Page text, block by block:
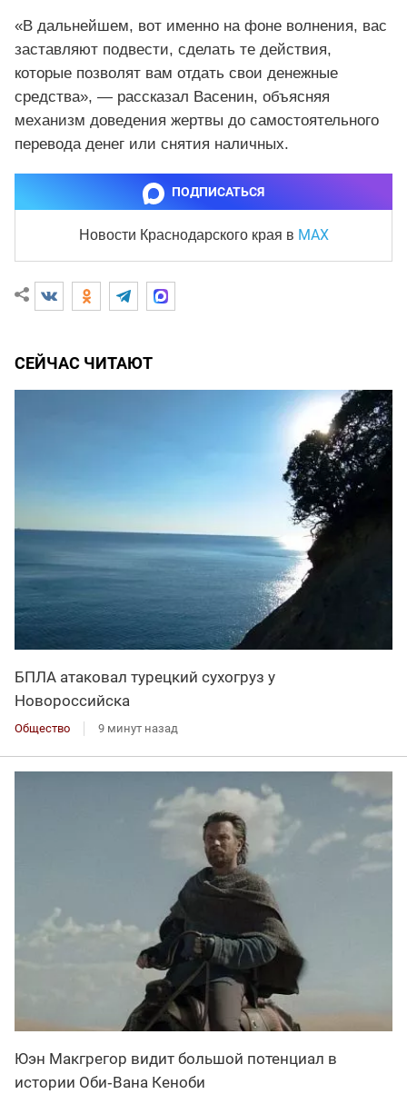
«В дальнейшем, вот именно на фоне волнения, вас
заставляют подвести, сделать те действия,
которые позволят вам отдать свои денежные
средства», — рассказал Васенин, объясняя
механизм доведения жертвы до самостоятельного
перевода денег или снятия наличных.
ПОДПИСАТЬСЯ
Новости Краснодарского края в MAX
СЕЙЧАС ЧИТАЮТ
БПЛА атаковал турецкий сухогруз у
Новороссийска
Общество 9 минут назад
Юэн Макгрегор видит большой потенциал в
истории Оби‑Вана Кеноби